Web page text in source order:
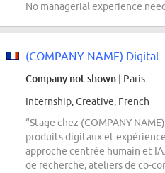
No managerial experience
Company not shown | Paris
Internship, Creative, French
“Stage chez (COMPANY
produits digitaux et
approche centrée humain et
de recherche, ateliers de co-